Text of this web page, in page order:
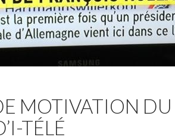
MOTIVATION DU
TÉLÉ